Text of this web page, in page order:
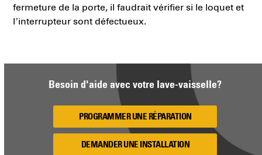
fermeture de la porte, il faudrait vérifier si le loquet et
l’interrupteur sont défectueux.
Besoin d'aide avec votre lave-vaisselle?
PROGRAMMER UNE RÉPARATION
DEMANDER UNE INSTALLATION